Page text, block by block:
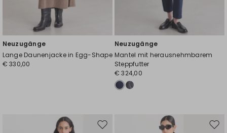
Neuzugänge
Lange Daunenjacke in Egg-Shape
€ 330,00
Neuzugänge
Mantel mit herausnehmbarem
Steppfutter
€ 324,00
Auf
Auf